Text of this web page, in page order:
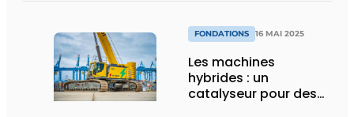
FONDATIONS 16 MAI 2025
Les machines
hybrides : un
catalyseur pour des